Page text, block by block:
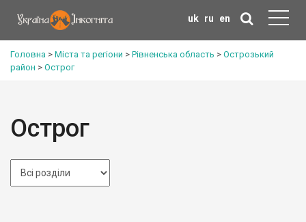
uk ru en
Головна > Міста та регіони > Рівненська область > Острозький
район > Острог
Острог